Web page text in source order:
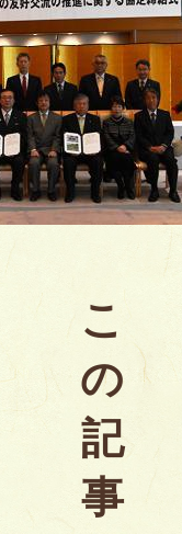
こ
の
記
事